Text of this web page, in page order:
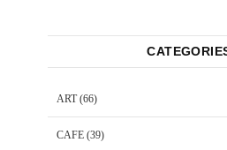
ART(66)
CAFE (39)